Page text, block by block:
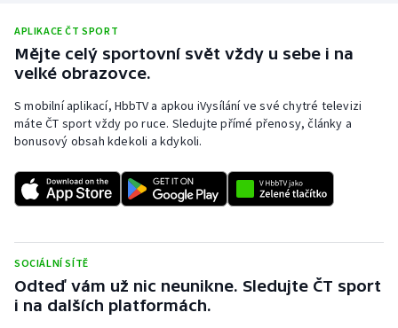
Short track
Sportovní střelba
Triatlon
Veslování
APLIKACE ČT SPORT
Mějte celý sportovní svět vždy u sebe i na
velké obrazovce.
S mobilní aplikací, HbbTV a apkou iVysílání ve své chytré televizi
máte ČT sport vždy po ruce. Sledujte přímé přenosy, články a
bonusový obsah kdekoli a kdykoli.
SOCIÁLNÍ SÍTĚ
Odteď vám už nic neunikne. Sledujte ČT sport
i na dalších platformách.